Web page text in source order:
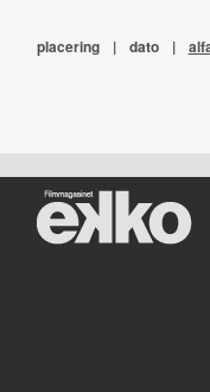
placering | dato |